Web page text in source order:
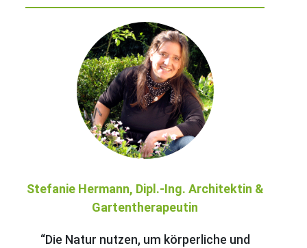
Stefanie Hermann, Dipl.-Ing. Architektin &
Gartentherapeutin
“Die Natur nutzen, um körperliche und